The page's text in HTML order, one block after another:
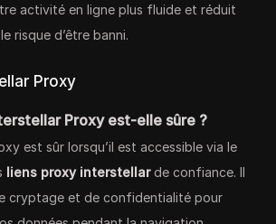
activité en ligne plus fluide et réduit
risque d’être banni.
Proxy
Proxy est-elle sûre ?
est sûr lorsqu’il est accessible via le
liens proxy interstellarde confiance. Il
cryptage et de confidentialité pour